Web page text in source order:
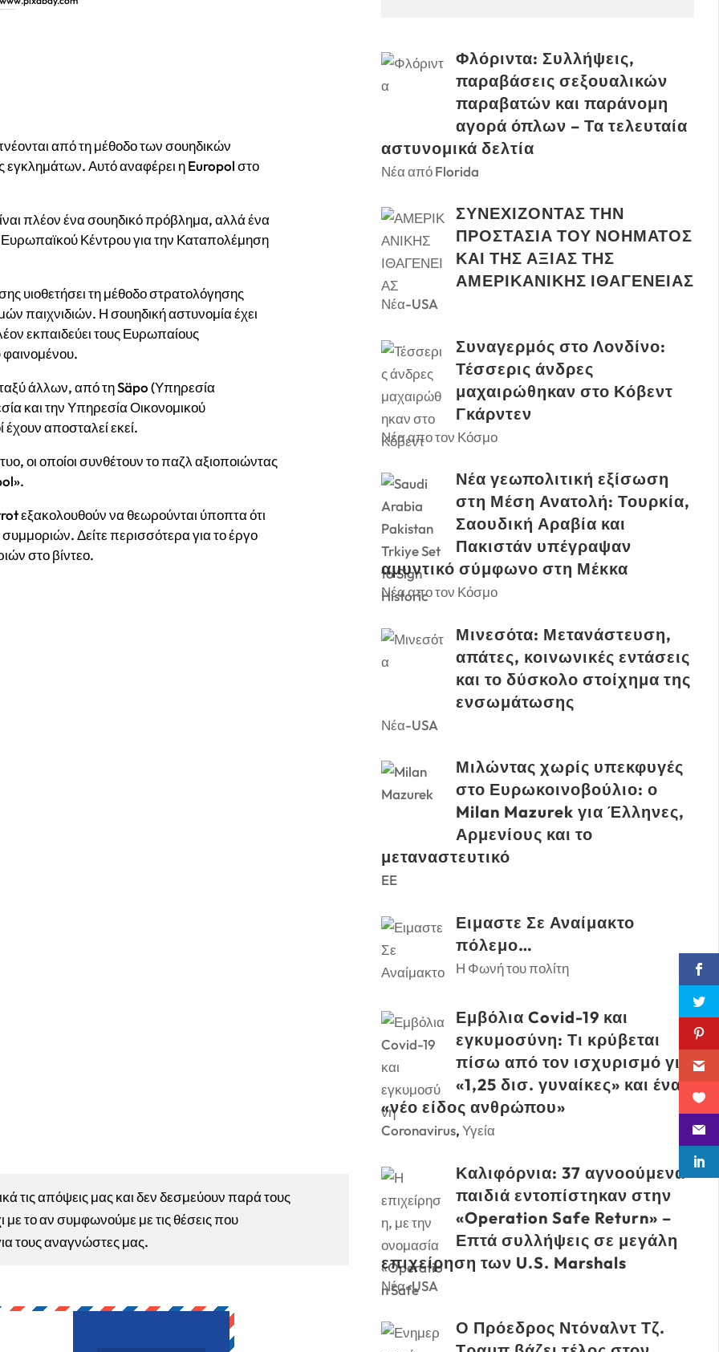
από τη μέθοδο των σουηδικών
εγκλημάτων. Αυτό αναφέρει η Europol στο
πλέον ένα σουηδικό πρόβλημα, αλλά ένα
Ευρωπαϊκού Κέντρου για την Καταπολέμηση
υιοθετήσει τη μέθοδο στρατολόγησης
παιχνιδιών. Η σουηδική αστυνομία έχει
εκπαιδεύει τους Ευρωπαίους
άλλων, από τη Säpo (Υπηρεσία
και την Υπηρεσία Οικονομικού
αποσταλεί εκεί.
οι οποίοι συνθέτουν το παζλ αξιοποιώντας
εξακολουθούν να θεωρούνται ύποπτα ότι
Δείτε περισσότερα για το έργο
στο βίντεο.
τις απόψεις μας και δεν δεσμεύουν παρά τους
με το αν συμφωνούμε με τις θέσεις που
τους αναγνώστες μας.
Φλόριντα: Συλλήψεις,
παραβάσεις σεξουαλικών
παραβατών και παράνομη
αγορά όπλων – Τα τελευταία
αστυνομικά δελτία
Νέα από Florida
ΣΥΝΕΧΙΖΟΝΤΑΣ ΤΗΝ
ΠΡΟΣΤΑΣΙΑ ΤΟΥ ΝΟΗΜΑΤΟΣ
ΚΑΙ ΤΗΣ ΑΞΙΑΣ ΤΗΣ
ΑΜΕΡΙΚΑΝΙΚΗΣ ΙΘΑΓΕΝΕΙΑΣ
Νέα-USA
Συναγερμός στο Λονδίνο:
Τέσσερις άνδρες
μαχαιρώθηκαν στο Κόβεντ
Γκάρντεν
Νέα απο τον Κόσμο
Νέα γεωπολιτική εξίσωση
στη Μέση Ανατολή: Τουρκία,
Σαουδική Αραβία και
Πακιστάν υπέγραψαν
αμυντικό σύμφωνο στη Μέκκα
Νέα απο τον Κόσμο
Μινεσότα: Μετανάστευση,
απάτες, κοινωνικές εντάσεις
και το δύσκολο στοίχημα της
ενσωμάτωσης
Νέα-USA
Μιλώντας χωρίς υπεκφυγές
στο Ευρωκοινοβούλιο: ο
Milan Mazurek για Έλληνες,
Αρμενίους και το
μεταναστευτικό
EE
Ειμαστε Σε Αναίμακτο
πόλεμο…
Η Φωνή του πολίτη
Εμβόλια Covid-19 και
εγκυμοσύνη: Τι κρύβεται
πίσω από τον ισχυρισμό για
«1,25 δισ. γυναίκες» και ένα
«νέο είδος ανθρώπου»
Coronavirus,Υγεία
Καλιφόρνια: 37 αγνοούμενα
παιδιά εντοπίστηκαν στην
«Operation Safe Return» –
Επτά συλλήψεις σε μεγάλη
επιχείρηση των U.S. Marshals
Νέα-USA
Ο Πρόεδρος Ντόναλντ Τζ.